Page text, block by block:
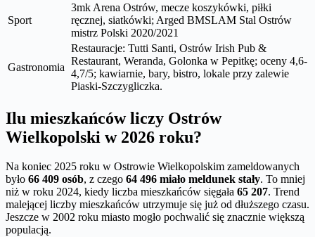
Sport
3mk Arena Ostrów, mecze koszykówki, piłki
ręcznej, siatkówki; Arged BMSLAM Stal Ostrów
mistrz Polski 2020/2021
Gastronomia
Restauracje: Tutti Santi, Ostrów Irish Pub &
Restaurant, Weranda, Golonka w Pepitkę; oceny 4,6-
4,7/5; kawiarnie, bary, bistro, lokale przy zalewie
Piaski-Szczygliczka.
Ilu mieszkańców liczy Ostrów
Wielkopolski w 2026 roku?
Na koniec 2025 roku w Ostrowie Wielkopolskim zameldowanych
było 66 409 osób, z czego 64 496 miało meldunek stały. To mniej
niż w roku 2024, kiedy liczba mieszkańców sięgała 65 207. Trend
malejącej liczby mieszkańców utrzymuje się już od dłuższego czasu.
Jeszcze w 2002 roku miasto mogło pochwalić się znacznie większą
populacją.